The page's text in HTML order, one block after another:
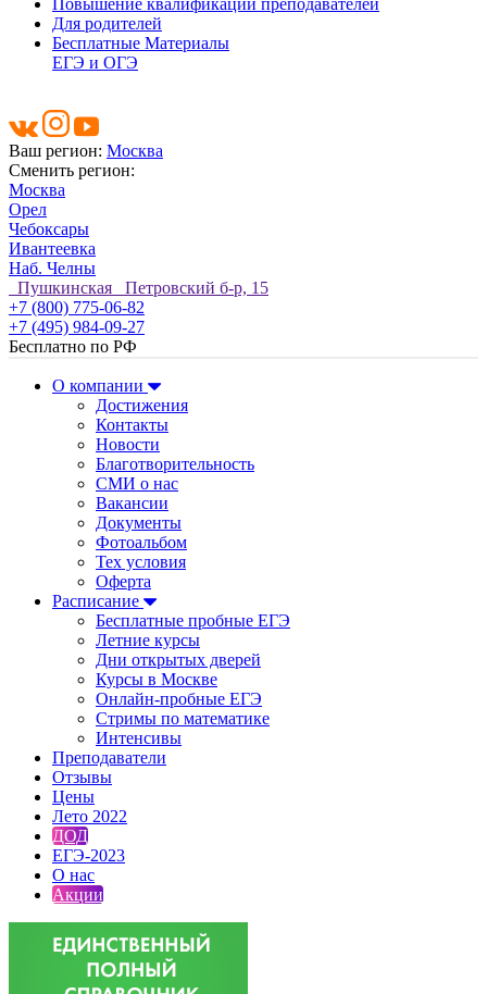
Повышение квалификации преподавателей
Для родителей
Бесплатные Материалы
ЕГЭ и ОГЭ
Ваш регион: Москва
Сменить регион:
Москва
Орел
Чебоксары
Ивантеевка
Наб. Челны
Пушкинская Петровский б-р, 15
+7 (800) 775-06-82
+7 (495) 984-09-27
Бесплатно по РФ
О компании
Достижения
Контакты
Новости
Благотворительность
СМИ о нас
Вакансии
Документы
Фотоальбом
Тех условия
Оферта
Расписание
Бесплатные пробные ЕГЭ
Летние курсы
Дни открытых дверей
Курсы в Москве
Онлайн-пробные ЕГЭ
Стримы по математике
Интенсивы
Преподаватели
Отзывы
Цены
Лето 2022
ДОД
ЕГЭ-2023
О нас
Акции